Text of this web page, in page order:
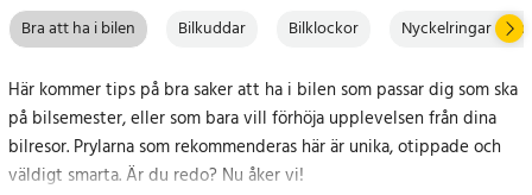
Bra att ha i bilen Bilkuddar Bilklockor Nyckelringar &
Här kommer tips på bra saker att ha i bilen som passar dig som ska
på bilsemester, eller som bara vill förhöja upplevelsen från dina
bilresor. Prylarna som rekommenderas här är unika, otippade och
väldigt smarta. Är du redo? Nu åker vi!